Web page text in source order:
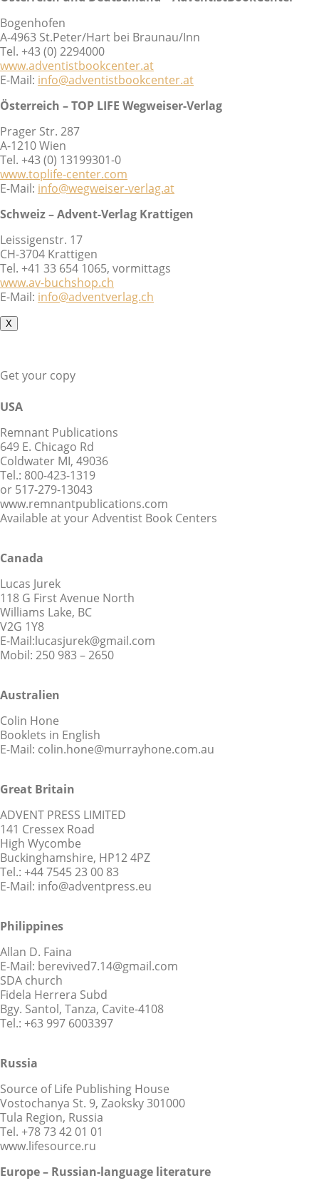
Bogenhofen
A-4963 St.Peter/Hart bei Braunau/Inn
Tel. +43 (0) 2294000
www.adventistbookcenter.at
E-Mail: info@adventistbookcenter.at
Österreich – TOP LIFE Wegweiser-Verlag
Prager Str. 287
A-1210 Wien
Tel. +43 (0) 13199301-0
www.toplife-center.com
E-Mail: info@wegweiser-verlag.at
Schweiz – Advent-Verlag Krattigen
Leissigenstr. 17
CH-3704 Krattigen
Tel. +41 33 654 1065, vormittags
www.av-buchshop.ch
E-Mail: info@adventverlag.ch
X
Get your copy
USA
Remnant Publications
649 E. Chicago Rd
Coldwater MI, 49036
Tel.: 800-423-1319
or 517-279-13043
www.remnantpublications.com
Available at your Adventist Book Centers
Canada
Lucas Jurek
118 G First Avenue North
Williams Lake, BC
V2G 1Y8
E-Mail:lucasjurek@gmail.com
Mobil: 250 983 – 2650
Australien
Colin Hone
Booklets in English
E-Mail: colin.hone@murrayhone.com.au
Great Britain
ADVENT PRESS LIMITED
141 Cressex Road
High Wycombe
Buckinghamshire, HP12 4PZ
Tel.: +44 7545 23 00 83
E-Mail: info@adventpress.eu
Philippines
Allan D. Faina
E-Mail: berevived7.14@gmail.com
SDA church
Fidela Herrera Subd
Bgy. Santol, Tanza, Cavite-4108
Tel.: +63 997 6003397
Russia
Source of Life Publishing House
Vostochanya St. 9, Zaoksky 301000
Tula Region, Russia
Tel. +78 73 42 01 01
www.lifesource.ru
Europe – Russian-language literature